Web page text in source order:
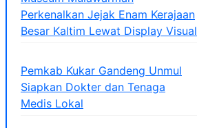
Perkenalkan Jejak Enam Kerajaan
Besar Kaltim Lewat Display Visual
Pemkab Kukar Gandeng Unmul
Siapkan Dokter dan Tenaga
Medis Lokal